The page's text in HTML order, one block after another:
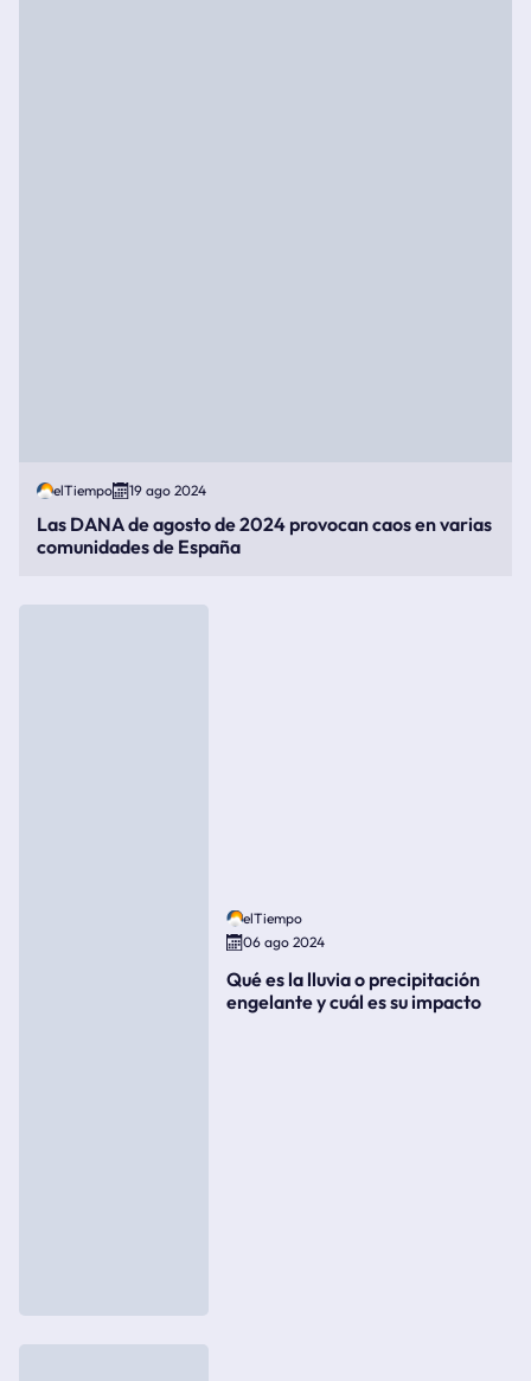
elTiempo 19 ago 2024
Las DANA de agosto de 2024 provocan caos en varias
comunidades de España
elTiempo
06 ago 2024
Qué es la lluvia o precipitación
engelante y cuál es su impacto